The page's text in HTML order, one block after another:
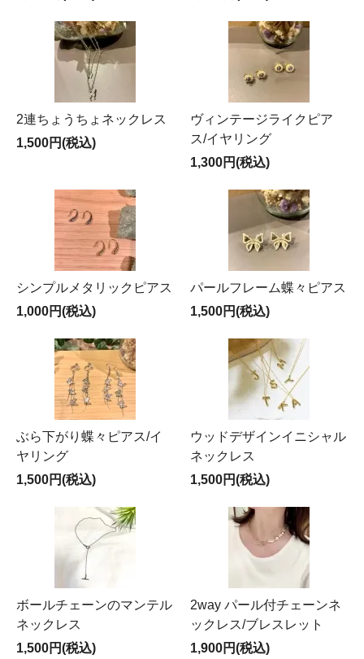
2連ちょうちょネックレス
1,500円(税込)
ヴィンテージライクピア
ス/イヤリング
1,300円(税込)
シンプルメタリックピアス
1,000円(税込)
パールフレーム蝶々ピアス
1,500円(税込)
ぶら下がり蝶々ピアス/イ
ヤリング
1,500円(税込)
ウッドデザインイニシャル
ネックレス
1,500円(税込)
ボールチェーンのマンテル
ネックレス
1,500円(税込)
2way パール付チェーンネ
ックレス/ブレスレット
1,900円(税込)